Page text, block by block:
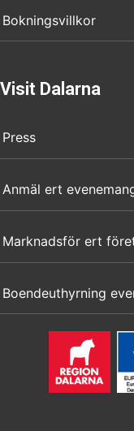
Bokningsvillkor
Visit Dalarna
Press
Anmäl ert
Marknadsför ert
Boendeuthyrning